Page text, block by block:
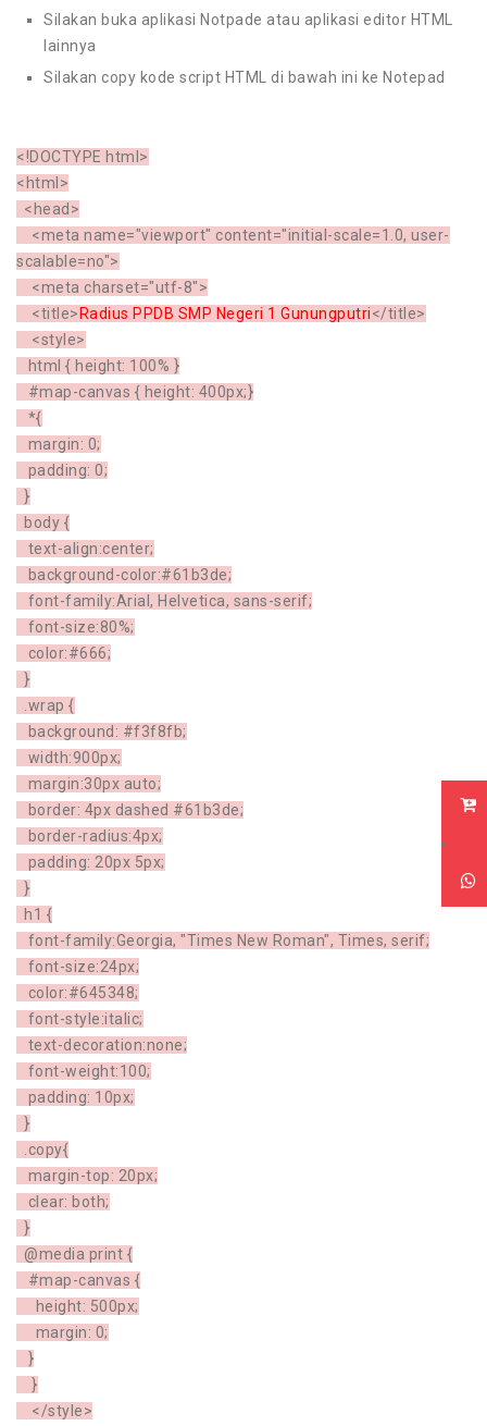
Silakan buka aplikasi Notpade atau aplikasi editor HTML
lainnya
Silakan copy kode script HTML di bawah ini ke Notepad
<!DOCTYPE html>
<html>
<head>
<meta name="viewport" content="initial-scale=1.0, user-
scalable=no">
<meta charset="utf-8">
<title> Radius PPDB SMP Negeri 1 Gunungputri</title>
<style>
html { height: 100% }
#map-canvas { height: 400px;}
*{
margin: 0;
padding: 0;
}
body {
text-align:center;
background-color:#61b3de;
font-family:Arial, Helvetica, sans-serif;
font-size:80%;
color:#666;
}
.wrap {
background: #f3f8fb;
width:900px;
margin:30px auto;
border: 4px dashed #61b3de;
border-radius:4px;
padding: 20px 5px;
}
h1 {
font-family:Georgia, "Times New Roman", Times, serif;
font-size:24px;
color:#645348;
font-style:italic;
text-decoration:none;
font-weight:100;
padding: 10px;
}
.copy{
margin-top: 20px;
clear: both;
}
@media print {
#map-canvas {
height: 500px;
margin: 0;
}
}
</style>